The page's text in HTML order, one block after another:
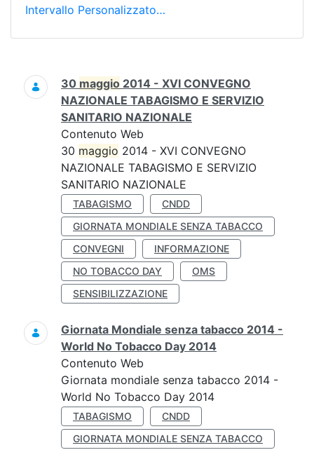
Intervallo Personalizzato…
Ricerca
30 maggio 2014 - XVI CONVEGNO
NAZIONALE TABAGISMO E SERVIZIO
SANITARIO NAZIONALE
Contenuto Web
30 maggio 2014 - XVI CONVEGNO
NAZIONALE TABAGISMO E SERVIZIO
SANITARIO NAZIONALE
TABAGISMO
CNDD
GIORNATA MONDIALE SENZA TABACCO
CONVEGNI
INFORMAZIONE
NO TOBACCO DAY
OMS
SENSIBILIZZAZIONE
Giornata Mondiale senza tabacco 2014 -
World No Tobacco Day 2014
Contenuto Web
Giornata mondiale senza tabacco 2014 -
World No Tobacco Day 2014
TABAGISMO
CNDD
GIORNATA MONDIALE SENZA TABACCO